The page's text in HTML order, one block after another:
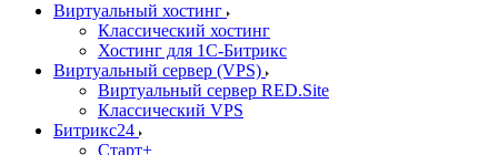
Виртуальный хостинг
Классический хостинг
Хостинг для 1С-Битрикс
Виртуальный сервер (VPS)
Виртуальный сервер RED.Site
Классический VPS
Битрикс24
Старт+